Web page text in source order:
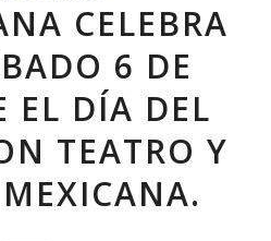
CELEBRA
6 DE
EL DÍA DEL
TEATRO Y